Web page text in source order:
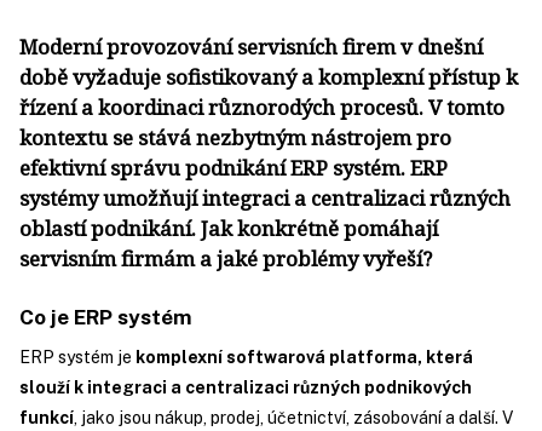
Moderní provozování servisních firem v dnešní
době vyžaduje sofistikovaný a komplexní přístup k
řízení a koordinaci různorodých procesů. V tomto
kontextu se stává nezbytným nástrojem pro
efektivní správu podnikání ERP systém. ERP
systémy umožňují integraci a centralizaci různých
oblastí podnikání. Jak konkrétně pomáhají
servisním firmám a jaké problémy vyřeší?
Co je ERP systém
ERP systém je komplexní softwarová platforma, která
slouží k integraci a centralizaci různých podnikových
funkcí, jako jsou nákup, prodej, účetnictví, zásobování a další. V